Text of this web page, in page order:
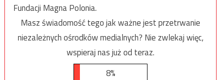
Fundacji Magna Polonia.
Masz świadomość tego jak ważne jest przetrwanie
niezależnych ośrodków medialnych? Nie zwlekaj więc,
wspieraj nas już od teraz.
8%